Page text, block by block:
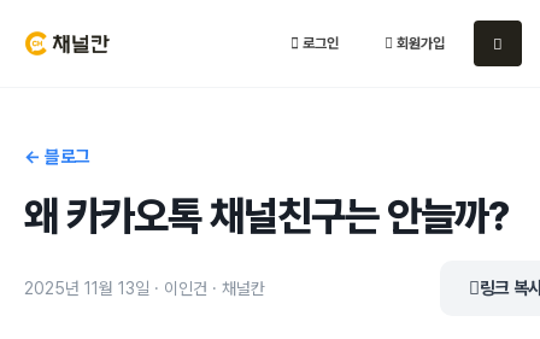
로그인 회원가입
← 블로그
왜 카카오톡 채널친구는 안늘까?
2025년 11월 13일 · 이인건 · 채널칸 링크 복